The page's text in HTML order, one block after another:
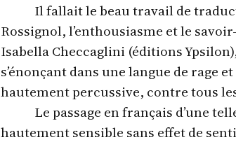
Il fallait le beau travail de
Rossignol, l’enthousiasme et le
Isabella Checcaglini (éditions
s’énonçant dans une langue de rage
hautement percussive, contre tous
Le passage en français d’une
hautement sensible sans effet de